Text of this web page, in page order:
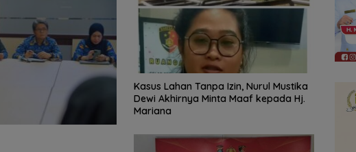
‎Kasus Lahan Tanpa Izin, Nurul Mustika
Dewi Akhirnya Minta Maaf kepada Hj.
Mariana